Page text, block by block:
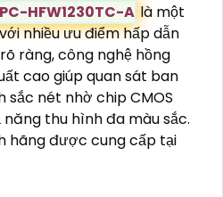
HFW1230TC-A là một
nhiều ưu điểm hấp dẫn
ràng, công nghệ hồng
cao giúp quan sát ban
sắc nét nhờ chip CMOS
thu hình đa màu sắc.
hãng được cung cấp tại